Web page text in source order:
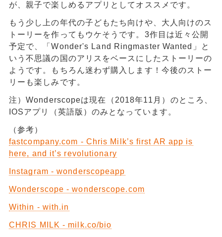
が、親子で楽しめるアプリとしてオススメです。
もう少し上の年代の子どもたち向けや、大人向けのス
トーリーを作ってもウケそうです。3作目は近々公開
予定で、「Wonder's Land Ringmaster Wanted」と
いう不思議の国のアリスをベースにしたストーリーの
ようです。もちろん迷わず購入します！今後のストー
リーも楽しみです。
注）Wonderscopeは現在（2018年11月）のところ、
IOSアプリ（英語版）のみとなっています。
（参考）
fastcompany.com - Chris Milk’s first AR app is
here, and it’s revolutionary
Instagram - wonderscopeapp
Wonderscope - wonderscope.com
Within - with.in
CHRIS MILK - milk.co/bio